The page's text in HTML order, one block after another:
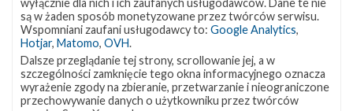
1046 561 521
OCISLY 337 LC-39A 292 SLC-4E 284
NASA Lądowanie JRTI 214
ASOG Dragon 2 145 Osłony ładunku
wyłącznie dla nich i ich zaufanych usługodawców. Dane te nie
są w żaden sposób monetyzowane przez twórców serwisu.
Wspomniani zaufani usługodawcy to: Google Analytics,
Hotjar, Matomo, OVH.
Dalsze przeglądanie tej strony, scrollowanie jej, a w
szczególności zamknięcie tego okna informacyjnego oznacza
wyrażenie zgody na zbieranie, przetwarzanie i nieograniczone
przechowywanie danych o użytkowniku przez twórców